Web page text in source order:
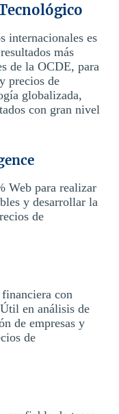
internacionales es
más
de la OCDE, para
precios de
globalizada,
con gran nivel
Web para realizar
y desarrollar la
de
financiera con
Útil en análisis de
de empresas y
de